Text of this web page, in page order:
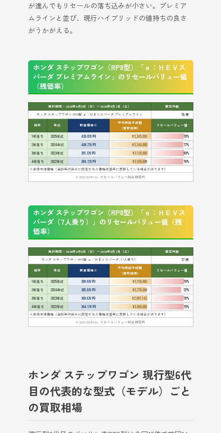
が進んでもリセールの落ち込みが小さい。プレミア
ムラインと並び、現行ハイブリッドの値持ちの良さ
がうかがえる。
ホンダ ステップワゴン（RP8型）「ｅ：ＨＥＶス
パーダ プレミアムライン」のリセールバリュー値
（残価率）
集計期間：2026年4月5日（日）〜2026年5月2日（土）
査定件数
ホンダ ステップワゴン RP8型 ｅ：ＨＥＶスパーダ プレミアムライン
15 件
経年 年式 新車価格※
平均売却予想額
（買取相場）
リセールバリュー値
1年落ち 2025年式 426.8万円 ¥3,345,000
78%
2年落ち
2024年式 406.7万円 ¥3,140,000
77%
3年落ち
2023年式 391.3万円 ¥3,120,000
80%
4年落ち
2022年式 384.7万円 ¥2,930,000
76%
※車両本体価格（当該年の後半に改定された価格は翌年に反映している場合があります）
© 2026 IDOM Inc. リセールバリュー総合研究所
ホンダ ステップワゴン（RP8型）「ｅ：ＨＥＶス
パーダ（7人乗り）」のリセールバリュー値（残
価率）
集計期間：2026年4月5日（日）〜2026年5月2日（土）
査定件数
ホンダ ステップワゴン RP8型 ｅ：ＨＥＶスパーダ（7人乗り）
17 件
経年 年式 新車価格※
平均売却予想額
（買取相場）
リセールバリュー値
1年落ち 2025年式 399.9万円 ¥3,150,000
79%
2年落ち
2024年式 385.0万円 ¥2,776,000
72%
3年落ち
2023年式 369.6万円 ¥2,887,142
78%
4年落ち
2022年式 364.1万円 ¥2,860,000
79%
※車両本体価格（当該年の後半に改定された価格は翌年に反映している場合があります）
© 2026 IDOM Inc. リセールバリュー総合研究所
ホンダ ステップワゴン 現行型6代
目の代表的な型式（モデル）ごと
の買取相場